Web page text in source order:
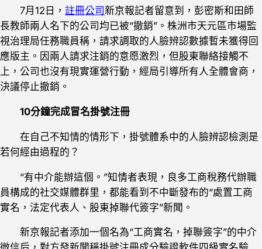
7月12日， 註冊公司新京報記者留意到，彭密斯和田師
長教師兩人名下的公司均已被“撤銷”。株洲市天元區市場監
視治理局任務職員稱，請求調取的人臉辨認數據暫未獲得回
應版主。因兩人請求注銷的意愿激烈，但股東聯絡接觸不
上，公司也沒有現實運營行動，經局引導所有人全體會商，
決議停止撤銷。
10分鐘完成冒名掛號注冊
在自己不知情的情形下，掛號體系中的人臉辨認檢測是
若何經由過程的？
“有中介能辦這個。”知情者表現，良多工商稅務代辦職
員構成的社交媒體群里，都能看到不中斷發布的“處置工商
實名，法定代表人、股東掉聯代簽字”新聞。
新京報記者添加一個名為“工商實名，掉聯簽字”的中介